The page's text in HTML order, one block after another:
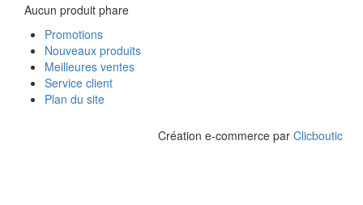
Aucun produit phare
Promotions
Nouveaux produits
Meilleures ventes
Service client
Plan du site
Création e-commerce par Clicboutic